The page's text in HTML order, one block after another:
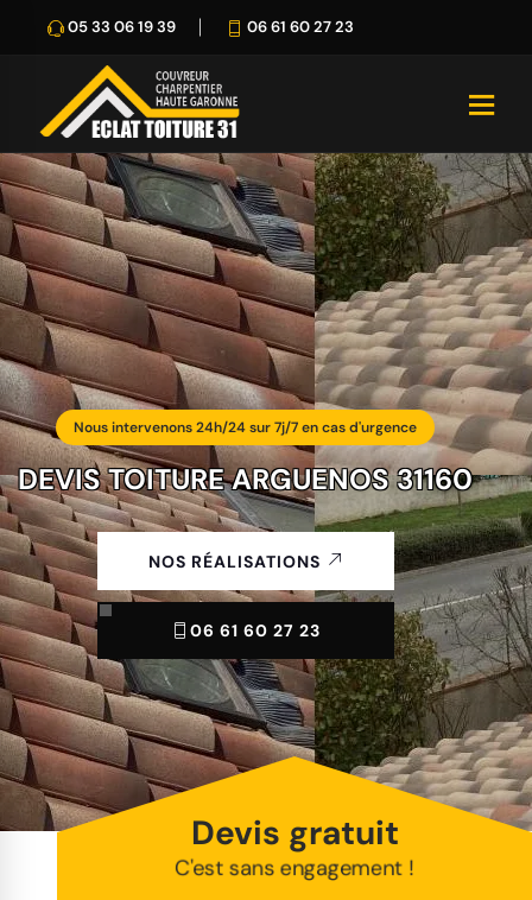
05 33 06 19 39 06 61 60 27 23
Nous intervenons 24h/24 sur 7j/7 en cas d'urgence
DEVIS TOITURE ARGUENOS 31160
NOS RÉALISATIONS
06 61 60 27 23
Devis gratuit
C'est sans engagement !